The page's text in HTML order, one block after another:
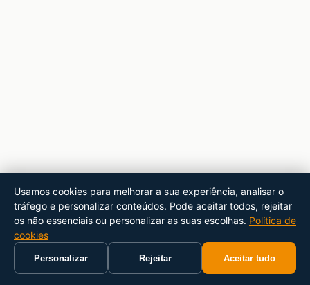
Usamos cookies para melhorar a sua experiência, analisar o
tráfego e personalizar conteúdos. Pode aceitar todos, rejeitar
os não essenciais ou personalizar as suas escolhas. Política de
cookies
Personalizar Rejeitar Aceitar tudo